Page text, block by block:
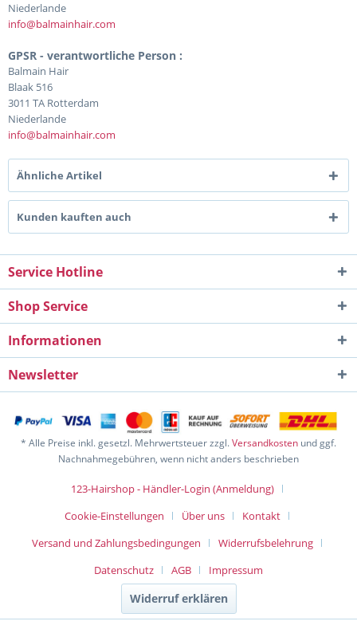
Niederlande
info@balmainhair.com
GPSR - verantwortliche Person :
Balmain Hair
Blaak 516
3011 TA Rotterdam
Niederlande
info@balmainhair.com
Ähnliche Artikel
Kunden kauften auch
Service Hotline
Shop Service
Informationen
Newsletter
* Alle Preise inkl. gesetzl. Mehrwertsteuer zzgl.Versandkosten und ggf.
Nachnahmegebühren, wenn nicht anders beschrieben
123-Hairshop - Händler-Login (Anmeldung)
Cookie-Einstellungen
Über uns
Kontakt
Versand und Zahlungsbedingungen
Widerrufsbelehrung
Datenschutz
AGB Impressum
Widerruf erklären